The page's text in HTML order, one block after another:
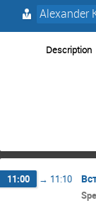
Alexander
Description
11:00 → 11:10